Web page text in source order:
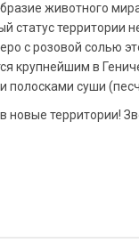
животного
статус территории
с розовой солью
крупнейшим в
полосками суши
территории!